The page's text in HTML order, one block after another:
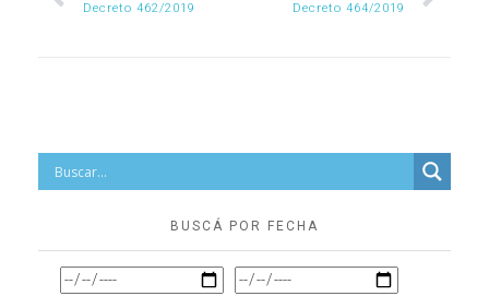
Decreto 462/2019 Decreto 464/2019
BUSCÁ POR FECHA